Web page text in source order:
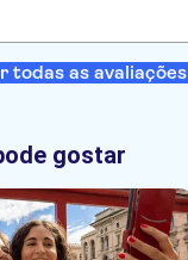
todas as avaliações
gostar